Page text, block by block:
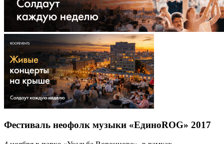
Фестиваль неофолк музыки «ЕдиноROG» 2017